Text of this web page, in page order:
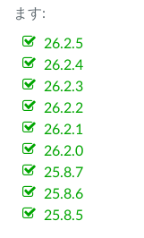
ます:
26.2.5
26.2.4
26.2.3
26.2.2
26.2.1
26.2.0
25.8.7
25.8.6
25.8.5